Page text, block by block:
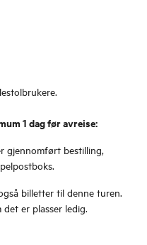
1 dag før avreise:
gjennomført bestilling,
billetter til denne turen.
er plasser ledig.